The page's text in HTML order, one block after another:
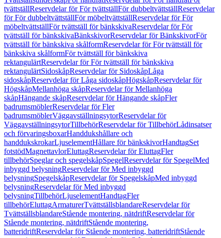
tvättställReservdelar för För tvättställFör dubbeltvättställReservdelar
för För dubbeltvättställFör möbeltvättställReservdelar för För
möbeltvättställFör tvättställ för bänkskivaReservdelar för För
tvättställ för bänkskivaBänkskivorReservdelar för BänkskivorFör
tvättställ för bänkskiva skålformReservdelar för För tvättställ för
bänkskiva skålformFör tvättställ för bänkskiva
rektangulärtReservdelar för För tvättställ för bänkskiva
rektangulärtSidoskåpReservdelar för SidoskåpLåga
sidoskåpReservdelar för Låga sidoskåpHögskåpReservdelar för
HögskåpMellanhöga skåpReservdelar för Mellanhöga
skåpHängande skåpReservdelar för Hängande skåpFler
badrumsmöblerReservdelar för Fler
badrumsmöblerVäggavställningsytorReservdelar för
VäggavställningsytorTillbehörReservdelar för TillbehörLådinsatser
och förvaringsboxarHanddukshållare och
handdukskrokarLjuselementHållare för bänkskivorHandtagSet
fotstödMagnettavlorEluttagReservdelar för EluttagFler
tillbehörSpeglar och spegelskåpSpegelReservdelar för SpegelMed
inbyggd belysningReservdelar för Med inbyggd
belysningSpegelskåpReservdelar för SpegelskåpMed inbyggd
belysningReservdelar för Med inbyggd
belysningTillbehörLjuselementHandtagFler
tillbehörEluttagArmaturerTvättställsblandareReservdelar för
TvättställsblandareStående montering, nätdriftReservdelar för
Stående montering, nätdriftStående montering,
batteridriftReservdelar för Stående montering, batteridriftStående